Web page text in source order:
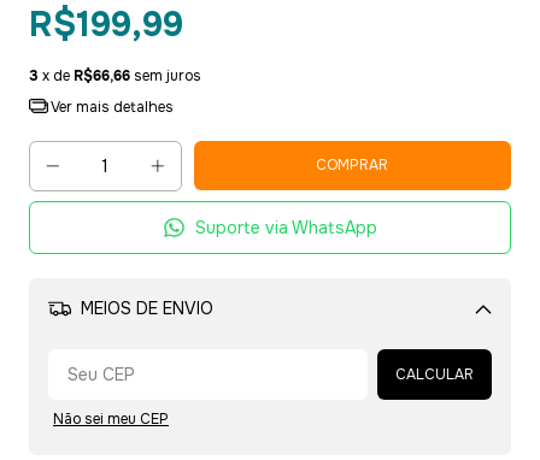
R$199,99
3 x de R$66,66 sem juros
Ver mais detalhes
Suporte via WhatsApp
MEIOS DE ENVIO
Alterar CEP
CALCULAR
Não sei meu CEP